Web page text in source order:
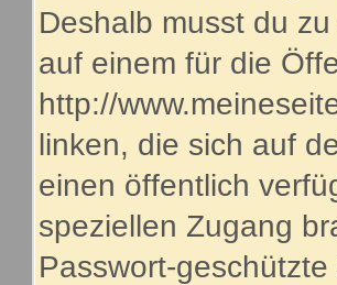
Deshalb musst du
auf einem für die
http://
linken, die sich auf
einen öffentlich
speziellen Zugang
Passwort-